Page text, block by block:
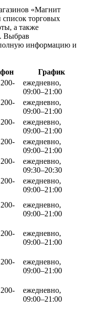
«Магнит
торговых
а также
Выбрав
информацию и
График
ежедневно,
09:00–21:00
ежедневно,
09:00–21:00
ежедневно,
09:00–21:00
ежедневно,
09:00–21:00
ежедневно,
09:30–20:30
ежедневно,
09:00–21:00
ежедневно,
09:00–21:00
ежедневно,
09:00–21:00
ежедневно,
09:00–21:00
ежедневно,
09:00–21:00